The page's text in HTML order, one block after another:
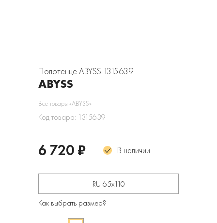
Полотенце ABYSS 1315639
ABYSS
Все товары «ABYSS»
Код товара: 1315639
6 720 ₽ В наличии
RU 65х110
Как выбрать размер?